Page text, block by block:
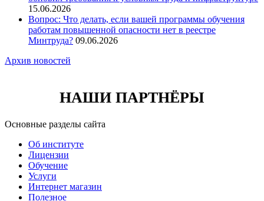
15.06.2026
Вопрос: Что делать, если вашей программы обучения
работам повышенной опасности нет в реестре
Минтруда? 09.06.2026
Архив новостей
НАШИ ПАРТНЁРЫ
Основные разделы сайта
Об институте
Лицензии
Обучение
Услуги
Интернет магазин
Полезное